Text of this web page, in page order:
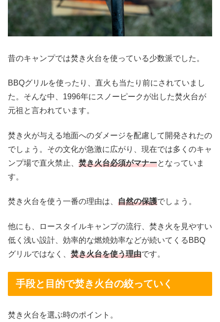
昔のキャンプでは焚き火台を使っている少数派でした。
BBQグリルを使ったり、直火も当たり前にされていまし
た。そんな中、1996年にスノーピークが出した焚火台が
元祖と言われています。
焚き火が与える地面へのダメージを配慮して開発されたの
でしょう。その文化が急激に広がり、現在では多くのキャ
ンプ場で直火禁止、 焚き火台必須がマナーとなっていま
す。
焚き火台を使う一番の理由は、 自然の保護でしょう。
他にも、ロースタイルキャンプの流行、焚き火を見やすい
低く浅い設計、効率的な燃焼効率などが続いてくるBBQ
グリルではなく、 焚き火台を使う理由です。
手段と目的で焚き火台の絞っていく
焚き火台を選ぶ時のポイント。